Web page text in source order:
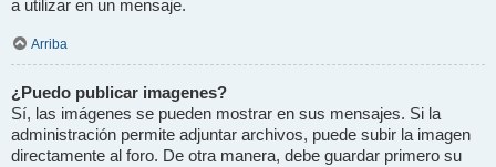
a utilizar en un mensaje.
Arriba
¿Puedo publicar imagenes?
Sí, las imágenes se pueden mostrar en sus mensajes. Si la
administración permite adjuntar archivos, puede subir la imagen
directamente al foro. De otra manera, debe guardar primero su